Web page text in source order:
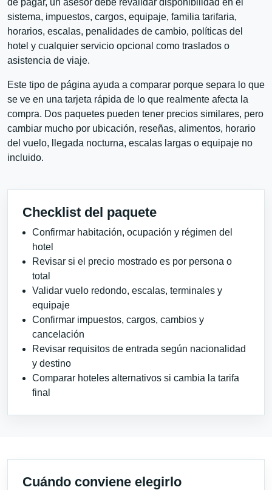
sistema, impuestos, cargos, equipaje, familia tarifaria,
horarios, escalas, penalidades de cambio, políticas del
hotel y cualquier servicio opcional como traslados o
asistencia de viaje.
Este tipo de página ayuda a comparar porque separa lo que
se ve en una tarjeta rápida de lo que realmente afecta la
compra. Dos paquetes pueden tener precios similares, pero
cambiar mucho por ubicación, reseñas, alimentos, horario
del vuelo, llegada nocturna, escalas largas o equipaje no
incluido.
Checklist del paquete
Confirmar habitación, ocupación y régimen del
hotel
Revisar si el precio mostrado es por persona o
total
Validar vuelo redondo, escalas, terminales y
equipaje
Confirmar impuestos, cargos, cambios y
cancelación
Revisar requisitos de entrada según nacionalidad
y destino
Comparar hoteles alternativos si cambia la tarifa
final
Cuándo conviene elegirlo